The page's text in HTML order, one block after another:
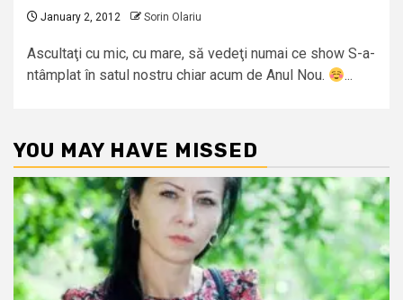
January 2, 2012 Sorin Olariu
Ascultaţi cu mic, cu mare, să vedeţi numai ce show S-a-
ntâmplat în satul nostru chiar acum de Anul Nou.
...
YOU MAY HAVE MISSED